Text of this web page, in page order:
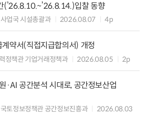
(’26.8.10.~’26.8.14.)입찰 동향
업국 시설총괄과 2026.08.07 4p
약서(직접지급합의서) 개정
정책관 기업거래정책과 2026.08.05 2p
·AI 공간분석 시대로, 공간정보산업
토정보정책관 공간정보진흥과
2026.08.03